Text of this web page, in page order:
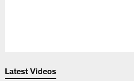
Latest Videos